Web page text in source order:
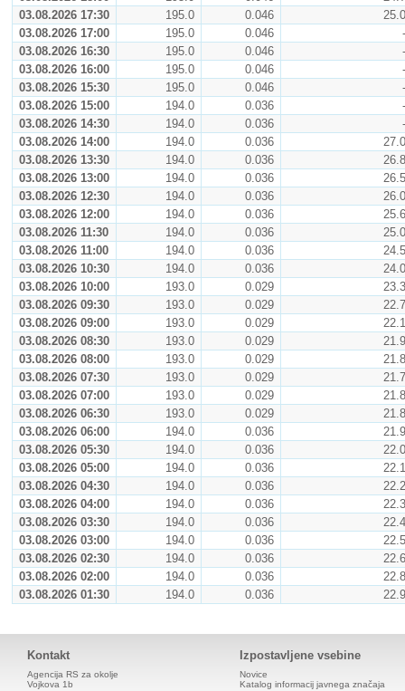
03.08.2026 17:30
195.0 0.046
25.0
03.08.2026 17:00
195.0 0.046
-
03.08.2026 16:30
195.0 0.046
-
03.08.2026 16:00
195.0 0.046
-
03.08.2026 15:30
195.0 0.046
-
03.08.2026 15:00
194.0 0.036
-
03.08.2026 14:30
194.0 0.036
-
03.08.2026 14:00
194.0 0.036
27.0
03.08.2026 13:30
194.0 0.036
26.8
03.08.2026 13:00
194.0 0.036
26.5
03.08.2026 12:30
194.0 0.036
26.0
03.08.2026 12:00
194.0 0.036
25.6
03.08.2026 11:30
194.0 0.036
25.0
03.08.2026 11:00
194.0 0.036
24.5
03.08.2026 10:30
194.0 0.036
24.0
03.08.2026 10:00
193.0 0.029
23.3
03.08.2026 09:30
193.0 0.029
22.7
03.08.2026 09:00
193.0 0.029
22.1
03.08.2026 08:30
193.0 0.029
21.9
03.08.2026 08:00
193.0 0.029
21.8
03.08.2026 07:30
193.0 0.029
21.7
03.08.2026 07:00
193.0 0.029
21.8
03.08.2026 06:30
193.0 0.029
21.8
03.08.2026 06:00
194.0 0.036
21.9
03.08.2026 05:30
194.0 0.036
22.0
03.08.2026 05:00
194.0 0.036
22.1
03.08.2026 04:30
194.0 0.036
22.2
03.08.2026 04:00
194.0 0.036
22.3
03.08.2026 03:30
194.0 0.036
22.4
03.08.2026 03:00
194.0 0.036
22.5
03.08.2026 02:30
194.0 0.036
22.6
03.08.2026 02:00
194.0 0.036
22.8
03.08.2026 01:30
194.0 0.036 22.9
Kontakt
Agencija RS za okolje
Vojkova 1b
Izpostavljene vsebine
Novice
Katalog informacij javnega značaja